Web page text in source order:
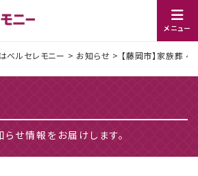
メニュー
ベルセレモニー > お知らせ > 【藤岡市】家族葬
せ情報をお届けします。